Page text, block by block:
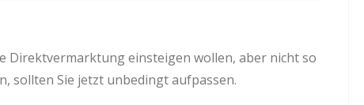
Direktvermarktung einsteigen wollen, aber nicht so
sollten Sie jetzt unbedingt aufpassen.